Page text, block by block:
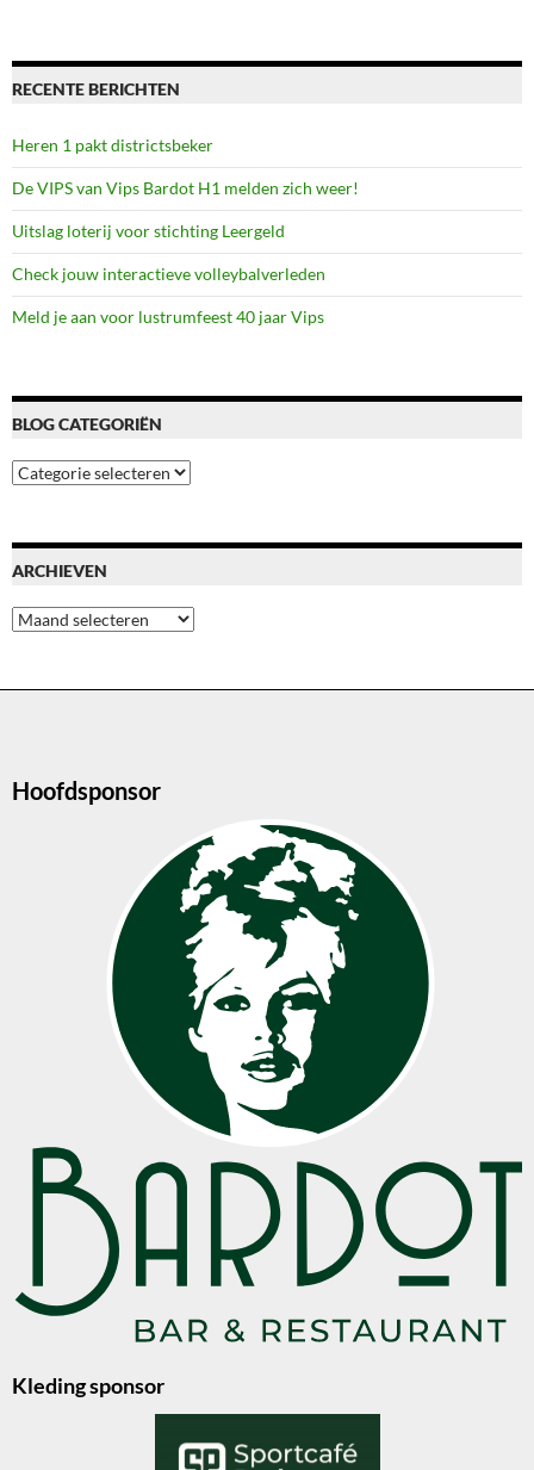
RECENTE BERICHTEN
Heren 1 pakt districtsbeker
De VIPS van Vips Bardot H1 melden zich weer!
Uitslag loterij voor stichting Leergeld
Check jouw interactieve volleybalverleden
Meld je aan voor lustrumfeest 40 jaar Vips
BLOG CATEGORIËN
Blog
categoriën
ARCHIEVEN
Archieven
Hoofdsponsor
Kleding sponsor